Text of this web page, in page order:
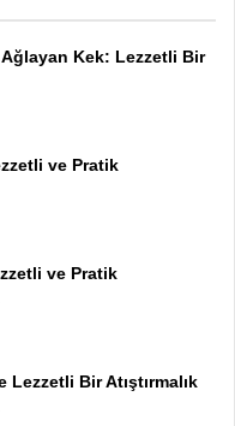
Kek: Lezzetli Bir
ve Pratik
ve Pratik
Bir Atıştırmalık